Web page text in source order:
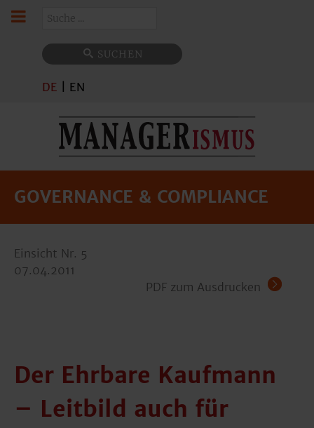
SUCHEN
DE EN
GOVERNANCE & COMPLIANCE
Einsicht Nr. 5
07.04.2011
PDF zum Ausdrucken
Der Ehrbare Kaufmann
– Leitbild auch für